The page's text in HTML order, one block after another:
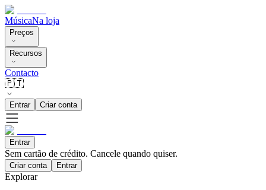
MúsicaNa loja
Preços
Recursos
Contacto
🇵🇹
Entrar Criar conta
Entrar
Sem cartão de crédito. Cancele quando quiser.
Criar conta Entrar
Explorar